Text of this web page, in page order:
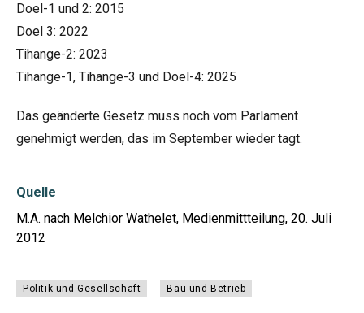
Doel-1 und 2: 2015
Doel 3: 2022
Tihange-2: 2023
Tihange-1, Tihange-3 und Doel-4: 2025
Das geänderte Gesetz muss noch vom Parlament
genehmigt werden, das im September wieder tagt.
Quelle
M.A. nach Melchior Wathelet, Medienmittteilung, 20. Juli
2012
Politik und Gesellschaft Bau und Betrieb